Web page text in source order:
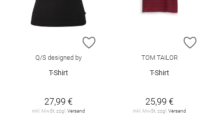
ZUR WUNSCHLISTE HINZUFÜGEN
Q/S designed by
T-Shirt
27,99 €
inkl. MwSt. zzgl.Versand
ZUR
TOM TAILOR
T-Shirt
25,99 €
inkl. MwSt. zzgl.Versand